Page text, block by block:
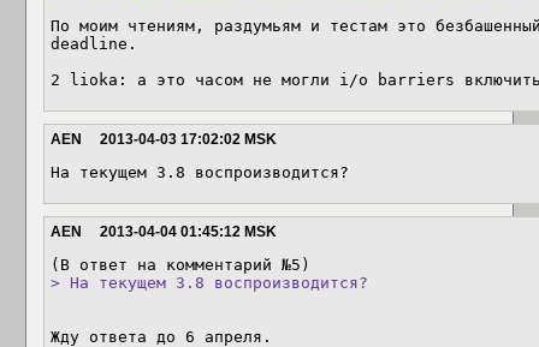
По моим чтениям, раздумьям и тестам это
deadline.
2 lioka: а это часом не могли i/o barriers
AEN 2013-04-03 17:02:02 MSK
На текущем 3.8 воспроизводится?
AEN 2013-04-04 01:45:12 MSK
> На текущем 3.8 воспроизводится?
Жду ответа до 6 апреля.